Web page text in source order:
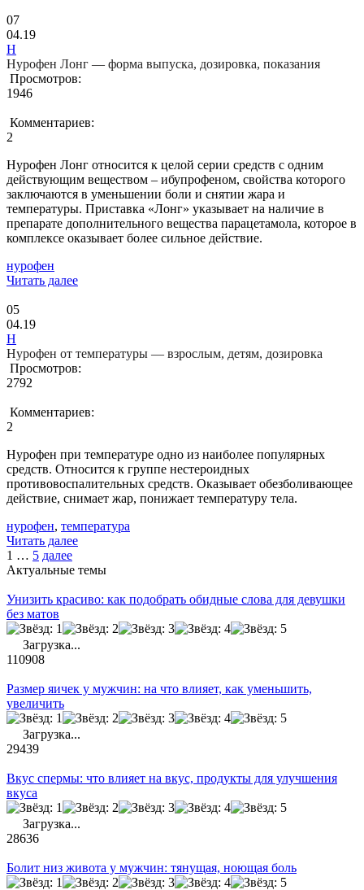
07
04.19
Н
Нурофен Лонг — форма выпуска, дозировка, показания
Просмотров:
1946
Комментариев:
2
Нурофен Лонг относится к целой серии средств с одним
действующим веществом – ибупрофеном, свойства которого
заключаются в уменьшении боли и снятии жара и
температуры. Приставка «Лонг» указывает на наличие в
препарате дополнительного вещества парацетамола, которое в
комплексе оказывает более сильное действие.
нурофен
Читать далее
05
04.19
Н
Нурофен от температуры — взрослым, детям, дозировка
Просмотров:
2792
Комментариев:
2
Нурофен при температуре одно из наиболее популярных
средств. Относится к группе нестероидных
противовоспалительных средств. Оказывает обезболивающее
действие, снимает жар, понижает температуру тела.
нурофен, температура
Читать далее
1 … 5 далее
Актуальные темы
Унизить красиво: как подобрать обидные слова для девушки
без матов
Загрузка...
110908
Размер яичек у мужчин: на что влияет, как уменьшить,
увеличить
Загрузка...
29439
Вкус спермы: что влияет на вкус, продукты для улучшения
вкуса
Загрузка...
28636
Болит низ живота у мужчин: тянущая, ноющая боль